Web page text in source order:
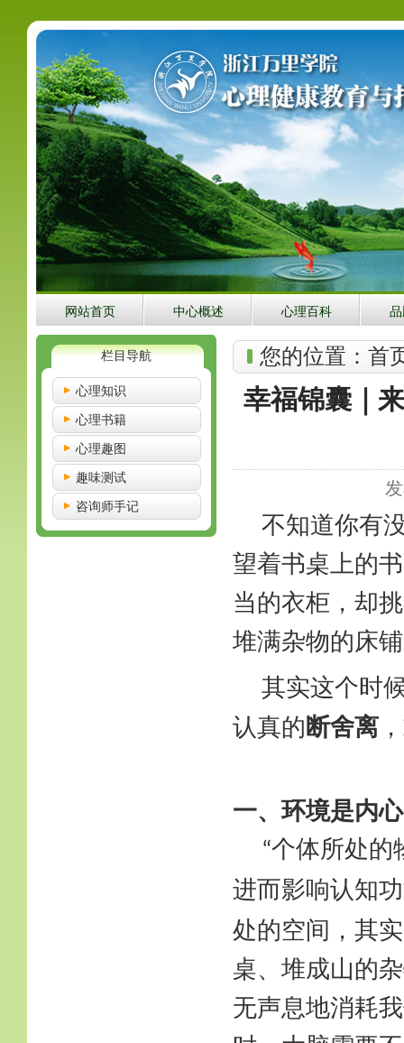
网站首页 中心概述 心理百科
栏目导航
心理知识
心理书籍
心理趣图
趣味测试
咨询师手记
您的位置： 首
幸福锦囊｜
不知道你有
望着书桌上的
当的衣柜，却
堆满杂物的床
其实这个时
认真的 断舍离
一、环境是内
“个体所处的
进而影响认知
处的空间，其
桌、堆成山的
无声息地消耗